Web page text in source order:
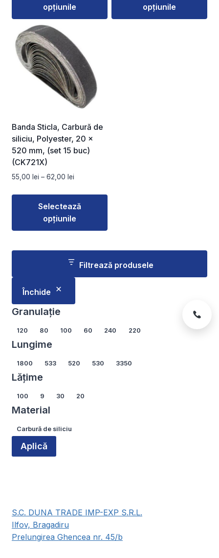
până
opțiunile
Acest
produs
are
mai
multe
fi
alese
în
pagina
opțiunile
Banda Sticla, Carbură de
siliciu, Polyester, 20 x
520 mm, (set 15 buc)
(CK721X)
55,00 lei – 62,00 lei
prețuri:
55,00 lei
până
Selectează
opțiunile
produs
multe
variații.
Opțiunile
alese
pagina
produsului.
Filtrează produsele
Închide
Granulație
Granulație
120 80 100 60 240 220
Lungime
Lungime
1800 533 520 530 3350
Lățime
Lățime
100 9 30 20
Material
Material
Carbură de siliciu
Aplică
S.C. DUNA TRADE IMP-EXP S.R.L.
Ilfov, Bragadiru
Prelungirea Ghencea nr. 45/b